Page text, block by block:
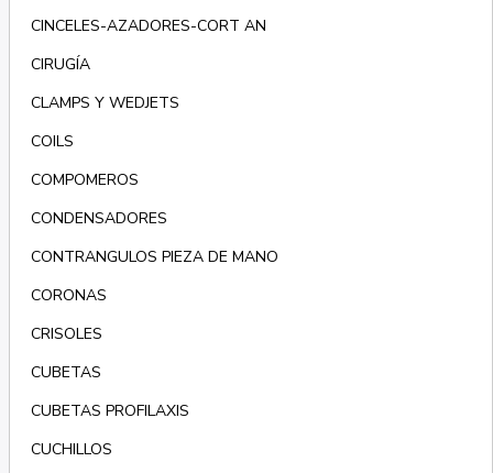
CINCELES-AZADORES-CORT AN
CIRUGÍA
CLAMPS Y WEDJETS
COILS
COMPOMEROS
CONDENSADORES
CONTRANGULOS PIEZA DE MANO
CORONAS
CRISOLES
CUBETAS
CUBETAS PROFILAXIS
CUCHILLOS